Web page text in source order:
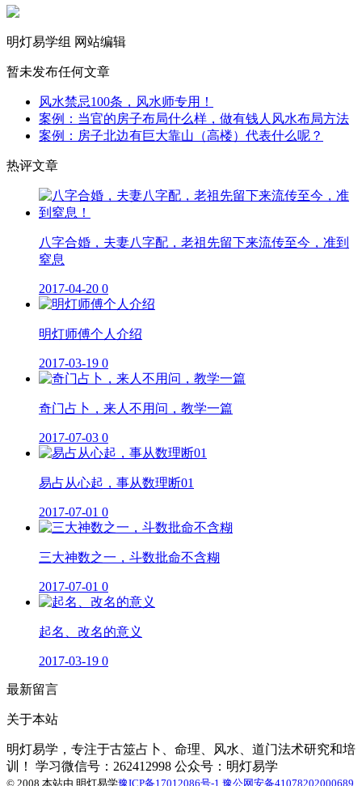
明灯易学组 网站编辑
暂未发布任何文章
风水禁忌100条，风水师专用！
案例：当官的房子布局什么样，做有钱人风水布局方法
案例：房子北边有巨大靠山（高楼）代表什么呢？
热评文章
八字合婚，夫妻八字配，老祖先留下来流传至今，准到
窒息
2017-04-20 0
明灯师傅个人介绍
2017-03-19 0
奇门占卜，来人不用问，教学一篇
2017-07-03 0
易占从心起，事从数理断01
2017-07-01 0
三大神数之一，斗数批命不含糊
2017-07-01 0
起名、改名的意义
2017-03-19 0
最新留言
关于本站
明灯易学，专注于古筮占卜、命理、风水、道门法术研究和培
训！ 学习微信号：262412998 公众号：明灯易学
© 2008 本站由 明灯易学豫ICP备17012086号-1 豫公网安备41078202000689